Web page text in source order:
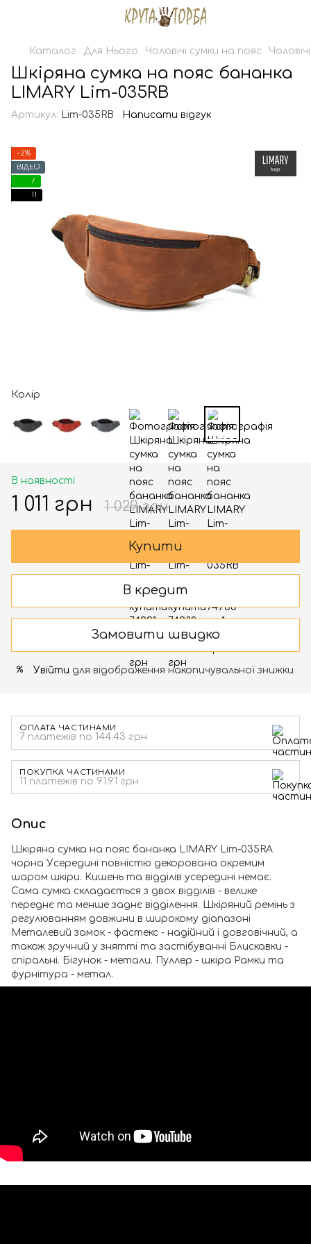
Каталог Для Нього Чоловічі сумки на пояс
Шкіряна сумка на пояс бананка
LIMARY Lim-035RB
Артикул: Lim-035RB Написати відгук
−2%
ВІДЕО
7
11
Колір
В наявності
1 011 грн 1 029 грн
Купити
В кредит
Замовити швидко
% Увійти для відображення накопичувальної знижки
ОПЛАТА ЧАСТИНАМИ
7 платежів по 144.43 грн
ПОКУПКА ЧАСТИНАМИ
11 платежів по 91.91 грн
Опис
Шкіряна сумка на пояс бананка LIMARY Lim-035RA
чорна Усередині повністю декорована окремим
шаром шкіри. Кишень та відділів усередині немає.
Сама сумка складається з двох відділів - велике
переднє та менше заднє відділення. Шкіряний ремінь з
регулюванням довжини в широкому діапазоні
Металевий замок - фастекс - надійний і довговічний, а
також зручний у знятті та застібуванні Блискавки -
спіральні. Бігунок - метали. Пуллер - шкіра Рамки та
фурнітура - метал.